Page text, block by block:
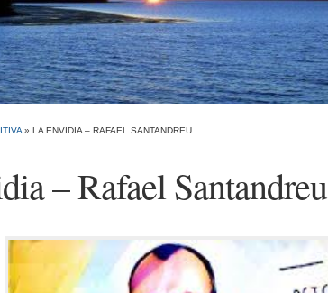
» LA ENVIDIA – RAFAEL SANTANDREU
– Rafael Santandreu